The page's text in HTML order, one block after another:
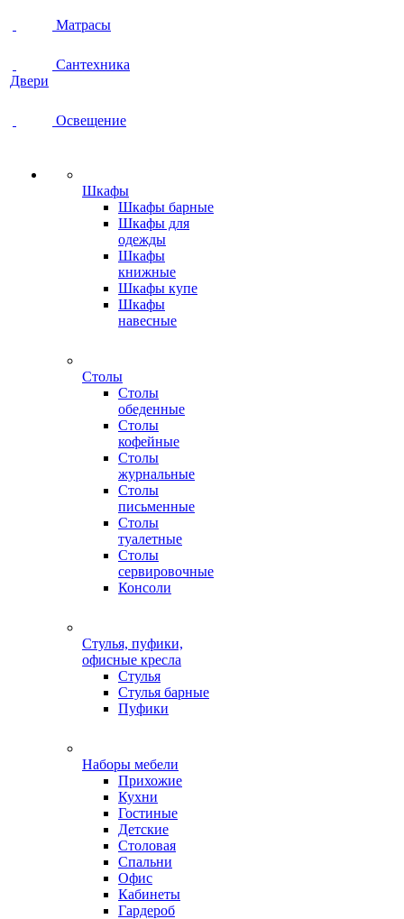
Матрасы
Сантехника
Двери
Освещение
Шкафы
Шкафы барные
Шкафы для
одежды
Шкафы
книжные
Шкафы купе
Шкафы
навесные
Столы
Столы
обеденные
Столы
кофейные
Столы
журнальные
Столы
письменные
Столы
туалетные
Столы
сервировочные
Консоли
Стулья, пуфики,
офисные кресла
Стулья
Стулья барные
Пуфики
Наборы мебели
Прихожие
Кухни
Гостиные
Детские
Столовая
Спальни
Офис
Кабинеты
Гардероб